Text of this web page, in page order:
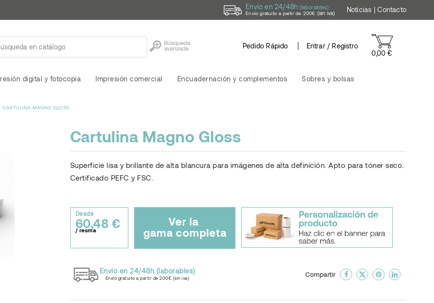
Envío en 24/48h (laborables)
Envío gratuito a partir de 200€ (sin iva) Noticias |Contacto
0,00 €
Entrar / Registro
Pedido Rápido
digital y fotocopia Impresión comercial Encuadernación y complementos Sobres y bolsas
CARTULINA MAGNO GLOSS
Cartulina Magno Gloss
Superficie lisa y brillante de alta blancura para imágenes de alta definición. Apto para tóner seco.
Certificado PEFC y FSC.
Desde
60,48 €
/ resma
Ver la
gama completa
Envío en 24/48h (laborables)
Envío gratuito a partir de 200€ (sin iva) Compartir